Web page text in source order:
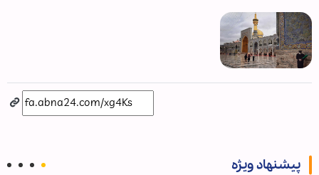
پیشنهاد ویژه